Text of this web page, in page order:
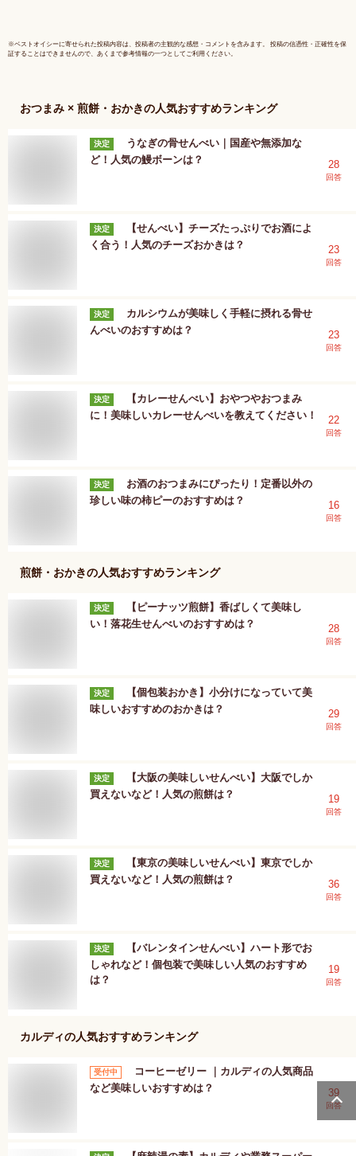
※ベストオイシーに寄せられた投稿内容は、投稿者の主観的な感想・コメントを含みます。 投稿の信憑性・正確性を保
証することはできませんので、あくまで参考情報の一つとしてご利用ください。
おつまみ × 煎餅・おかきの人気おすすめランキング
決定
うなぎの骨せんべい｜国産や無添加な
ど！人気の鰻ボーンは？
28
回答
決定
【せんべい】チーズたっぷりでお酒によ
く合う！人気のチーズおかきは？
23
回答
決定
カルシウムが美味しく手軽に摂れる骨せ
んべいのおすすめは？
23
回答
決定
【カレーせんべい】おやつやおつまみ
に！美味しいカレーせんべいを教えてください！
22
回答
決定
お酒のおつまみにぴったり！定番以外の
珍しい味の柿ピーのおすすめは？
16
回答
煎餅・おかきの人気おすすめランキング
決定
【ピーナッツ煎餅】香ばしくて美味し
い！落花生せんべいのおすすめは？
28
回答
決定
【個包装おかき】小分けになっていて美
味しいおすすめのおかきは？
29
回答
決定
【大阪の美味しいせんべい】大阪でしか
買えないなど！人気の煎餅は？
19
回答
決定
【東京の美味しいせんべい】東京でしか
買えないなど！人気の煎餅は？
36
回答
決定
【バレンタインせんべい】ハート形でお
しゃれなど！個包装で美味しい人気のおすすめ
は？
19
回答
カルディの人気おすすめランキング
受付中
コーヒーゼリー ｜カルディの人気商品
など美味しいおすすめは？
39
回答